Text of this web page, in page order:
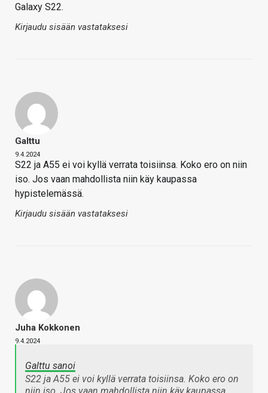
Galaxy S22.
Kirjaudu sisään vastataksesi
Galttu
9.4.2024
S22 ja A55 ei voi kyllä verrata toisiinsa. Koko ero on niin
iso. Jos vaan mahdollista niin käy kaupassa
hypistelemässä.
Kirjaudu sisään vastataksesi
Juha Kokkonen
9.4.2024
Galttu sanoi
S22 ja A55 ei voi kyllä verrata toisiinsa. Koko ero on